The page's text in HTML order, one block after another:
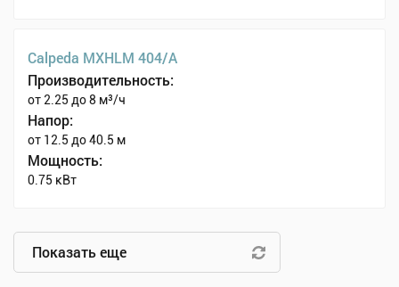
Calpeda MXHLM 404/A
Производительность:
от 2.25 до 8 м³/ч
Напор:
от 12.5 до 40.5 м
Мощность:
0.75 кВт
Показать еще